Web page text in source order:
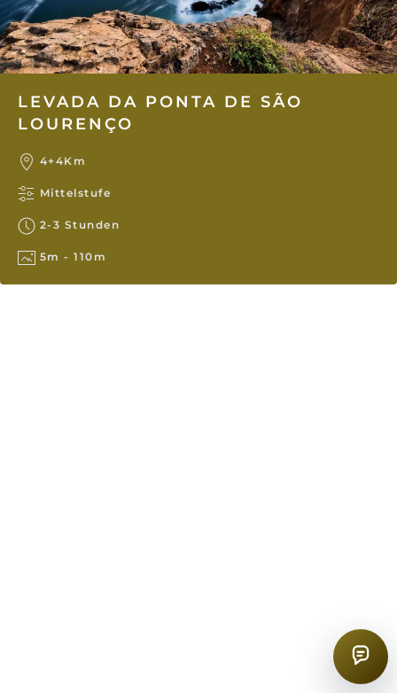
LEVADA DA PONTA DE SÃO
LOURENÇO
4+4Km
Mittelstufe
2-3 Stunden
5m - 110m